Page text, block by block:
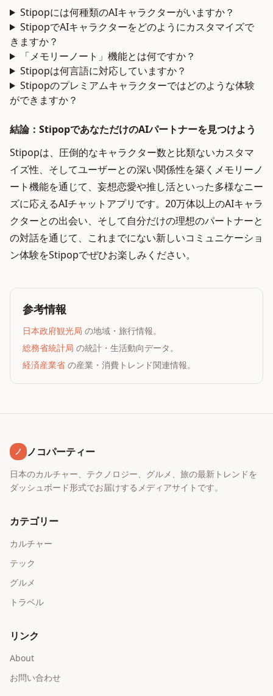
Stipopには何種類のAIキャラクターがいますか？
StipopでAIキャラクターをどのようにカスタマイズで
きますか？
「メモリーノート」機能とは何ですか？
Stipopは何言語に対応していますか？
Stipopのプレミアムキャラクターではどのような体験
ができますか？
結論：StipopであなただけのAIパートナーを見つけよう
Stipopは、圧倒的なキャラクター数と比類ないカスタマ
イズ性、そしてユーザーとの深い関係性を築くメモリーノ
ート機能を通じて、妄想恋愛や推し活といった多様なニー
ズに応えるAIチャットアプリです。20万体以上のAIキャラ
クターとの出会い、そして自分だけの理想のパートナーと
の対話を通じて、これまでにない新しいコミュニケーショ
ン体験をStipopでぜひお楽しみください。
参考情報
日本政府観光局 の地域・旅行情報。
総務省統計局 の統計・生活動向データ。
経済産業省 の産業・消費トレンド関連情報。
ノ ノコパーティー
日本のカルチャー、テクノロジー、グルメ、旅の最新トレンドを
ダッシュボード形式でお届けするメディアサイトです。
カテゴリー
カルチャー
テック
グルメ
トラベル
リンク
About
お問い合わせ